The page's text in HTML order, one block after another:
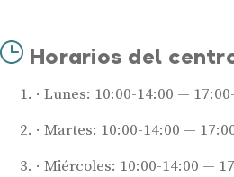
Horarios del
Lunes: 10:00-14:00 —
Martes: 10:00-14:00 —
Miércoles: 10:00-14:00 —